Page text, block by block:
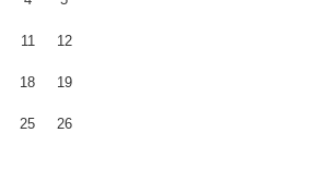
11 12
18 19
25 26